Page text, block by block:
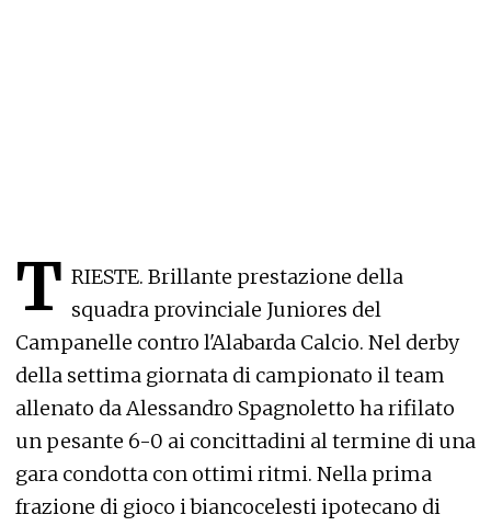
T RIESTE. Brillante prestazione della
squadra provinciale Juniores del
Campanelle contro l'Alabarda Calcio. Nel derby
della settima giornata di campionato il team
allenato da Alessandro Spagnoletto ha rifilato
un pesante 6-0 ai concittadini al termine di una
gara condotta con ottimi ritmi. Nella prima
frazione di gioco i biancocelesti ipotecano di